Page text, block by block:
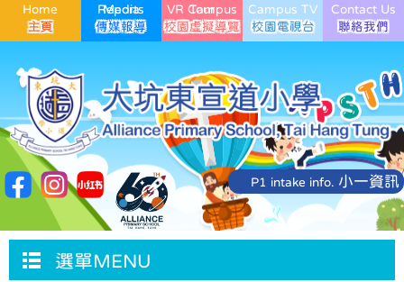
Home Media Reports VR Campus Tour Campus TV Contact Us
P1 intake info. 小一資訊
選單MENU